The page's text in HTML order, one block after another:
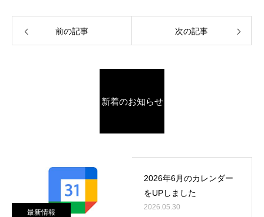
前の記事 次の記事
新着のお知らせ
最新情報
2026年6月のカレンダー
をUPしました
2026.05.30